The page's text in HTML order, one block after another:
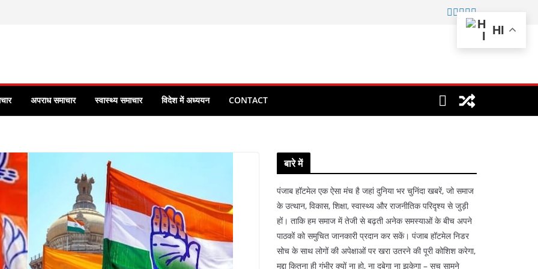
अपराध समाचार स्वास्थ्य समाचार विदेश में अध्ययन CONTACT
बारे में
पंजाब हॉटमेल एक ऐसा मंच है जहां दुनिया भर चुनिंदा खबरें, जो समाज
के उत्थान, विकास, शिक्षा, स्वास्थ्य और राजनीतिक परिदृश्य से जुड़ी
हों। ताकि हम समाज में तेजी से बढ़ती अनेक समस्याओं के बीच अपने
पाठकों को समुचित जानकारी प्रदान कर सकें। पंजाब हॉटमेल निडर
सोच के साथ लोगों की अपेक्षाओं पर खरा उतरने की पूरी कोशिश करेगा,
मुद्दा कितना ही गंभीर क्यों ना हो, ना दबेगा ना झुकेगा – सच सामने
HI